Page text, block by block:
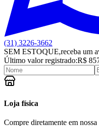
(31) 3226-3662
SEM ESTOQUE,receba um
Último valor registrado:R$
Loja física
Compre diretamente em